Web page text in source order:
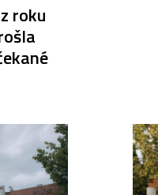
roku